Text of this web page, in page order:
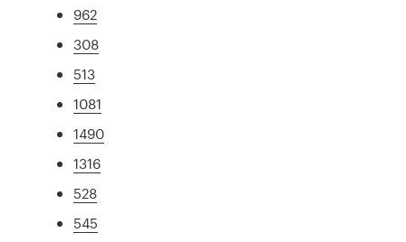
962
308
513
1081
1490
1316
528
545